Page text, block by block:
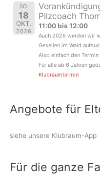
SO.
18
OKT.
2026
Pilzcoach
11:00 bis 12:00
Auch 2026 werden wir
Gesellen im Wald
Also einfach den
Für alle ab 6 Jahren
Klubraumtermin
Angebote für
siehe unsere Klubraum-App
Für die ganze